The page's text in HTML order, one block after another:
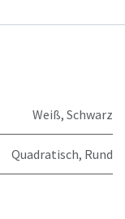
Weiß, Schwarz
Quadratisch, Rund